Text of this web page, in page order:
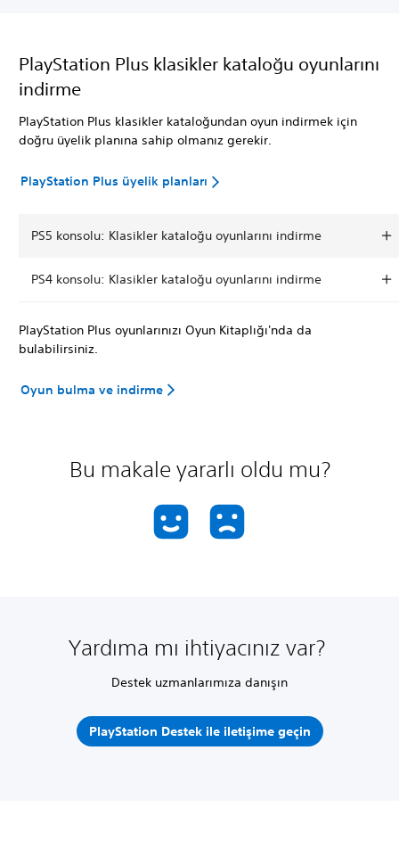
PlayStation Plus klasikler kataloğu oyunlarını
indirme
PlayStation Plus klasikler kataloğundan oyun indirmek için
doğru üyelik planına sahip olmanız gerekir.
PlayStation Plus üyelik planları
PS5 konsolu: Klasikler kataloğu oyunlarını indirme
PS4 konsolu: Klasikler kataloğu oyunlarını indirme
PlayStation Plus oyunlarınızı Oyun Kitaplığı'nda da
bulabilirsiniz.
Oyun bulma ve indirme
Bu makale yararlı oldu mu?
Yardıma mı ihtiyacınız var?
Destek uzmanlarımıza danışın
PlayStation Destek ile iletişime geçin